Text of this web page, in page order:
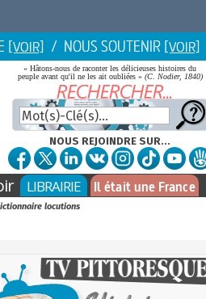
[VOIR] / NOUS SOUTENIR [VOIR]
« Hâtons-nous de raconter les délicieuses histoires du
peuple avant qu'il ne les ait oubliées » (C. Nodier, 1840)
NOUS REJOINDRE SUR...
LIBRAIRIE Il était une France
locutions